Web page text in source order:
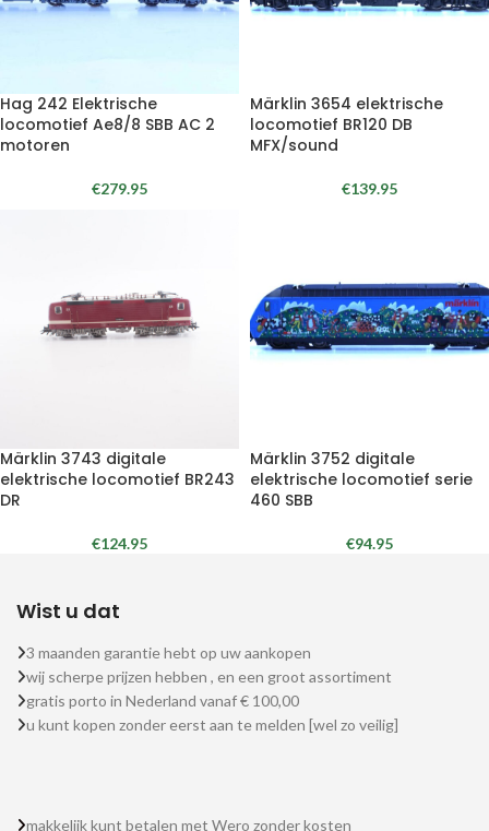
Hag 242 Elektrische
locomotief Ae8/8 SBB AC 2
motoren
€279.95
Märklin 3654 elektrische
locomotief BR120 DB
MFX/sound
€139.95
Märklin 3743 digitale
elektrische locomotief BR243
DR
€124.95
Märklin 3752 digitale
elektrische locomotief serie
460 SBB
€94.95
Wist u dat
3 maanden garantie hebt op uw aankopen
wij scherpe prijzen hebben , en een groot assortiment
gratis porto in Nederland vanaf € 100,00
u kunt kopen zonder eerst aan te melden [wel zo veilig]
makkelijk kunt betalen met Wero zonder kosten